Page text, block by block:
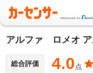
アルファ ロメオ ア
総合評価 4.0点